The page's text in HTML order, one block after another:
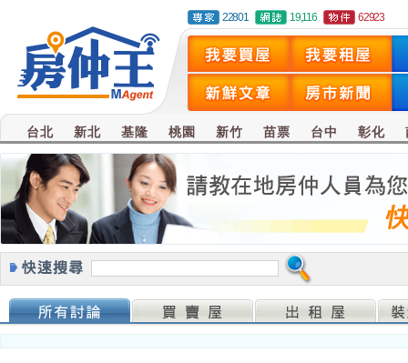
22801 19,116 62923
台北 新北 基隆 桃園 新竹 苗票 台中 彰化